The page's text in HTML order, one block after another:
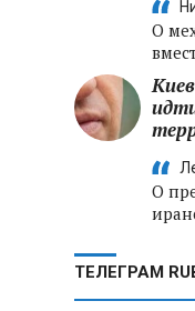
О
О
ТЕЛЕГРАМ